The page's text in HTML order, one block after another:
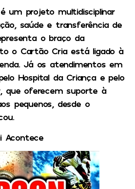
um projeto multidisciplinar
saúde e transferência de
o braço da
o Cartão Cria está ligado à
Já os atendimentos em
Hospital da Criança e pelo
que oferecem suporte à
pequenos, desde o
Acontece